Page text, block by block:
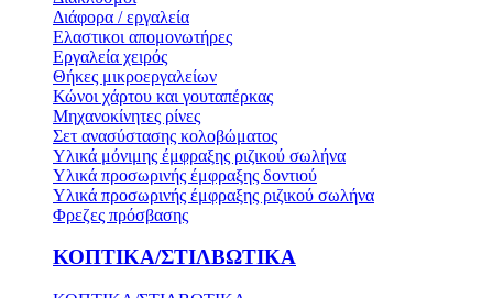
Διάφορα / εργαλεία
Ελαστικοι απομονωτήρες
Εργαλεία χειρός
Θήκες μικροεργαλείων
Κώνοι χάρτου και γουταπέρκας
Μηχανοκίνητες ρίνες
Σετ ανασύστασης κολοβώματος
Υλικά μόνιμης έμφραξης ριζικού σωλήνα
Υλικά προσωρινής έμφραξης δοντιού
Υλικά προσωρινής έμφραξης ριζικού σωλήνα
Φρεζες πρόσβασης
ΚΟΠΤΙΚΑ/ΣΤΙΛΒΩΤΙΚΑ